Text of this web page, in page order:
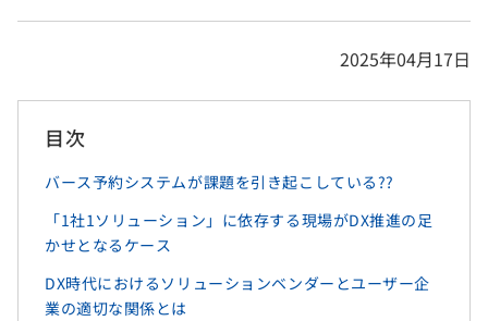
2025年04月17日
目次
バース予約システムが課題を引き起こしている??
「1社1ソリューション」に依存する現場がDX推進の足
かせとなるケース
DX時代におけるソリューションベンダーとユーザー企
業の適切な関係とは